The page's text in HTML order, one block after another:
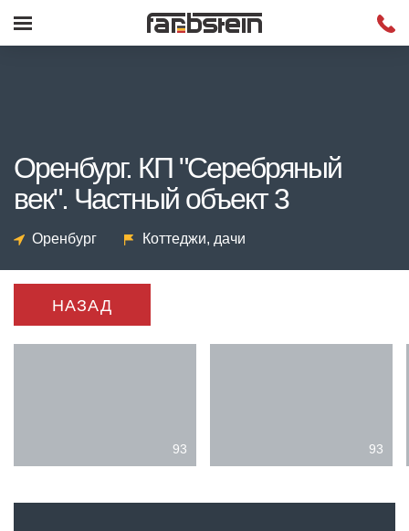
Оренбург. КП "Серебряный
век". Частный объект 3
Оренбург Коттеджи, дачи
НАЗАД
93 93